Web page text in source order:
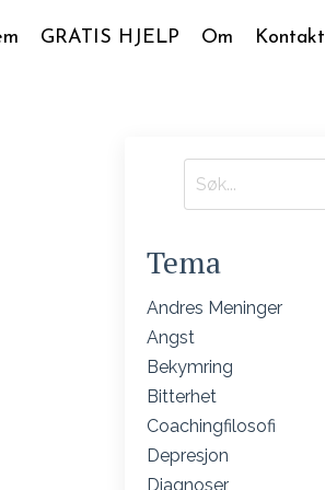
GRATIS HJELP Om Kontakt
Tema
Andres Meninger
Angst
Bekymring
Bitterhet
Coachingfilosofi
Depresjon
Diagnoser